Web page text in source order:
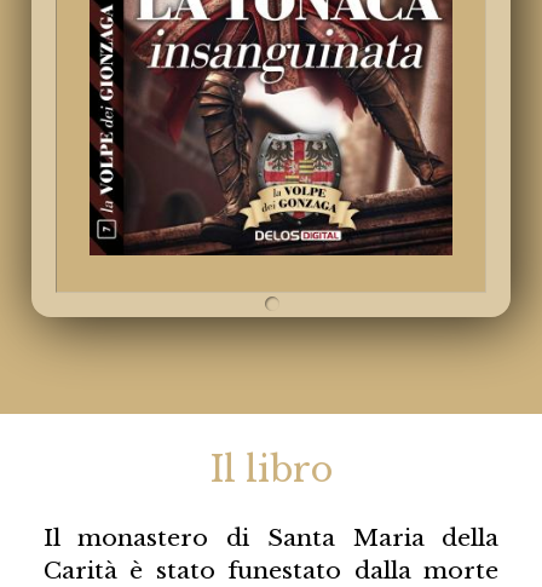
Il libro
Il monastero di Santa Maria della
Carità è stato funestato dalla morte